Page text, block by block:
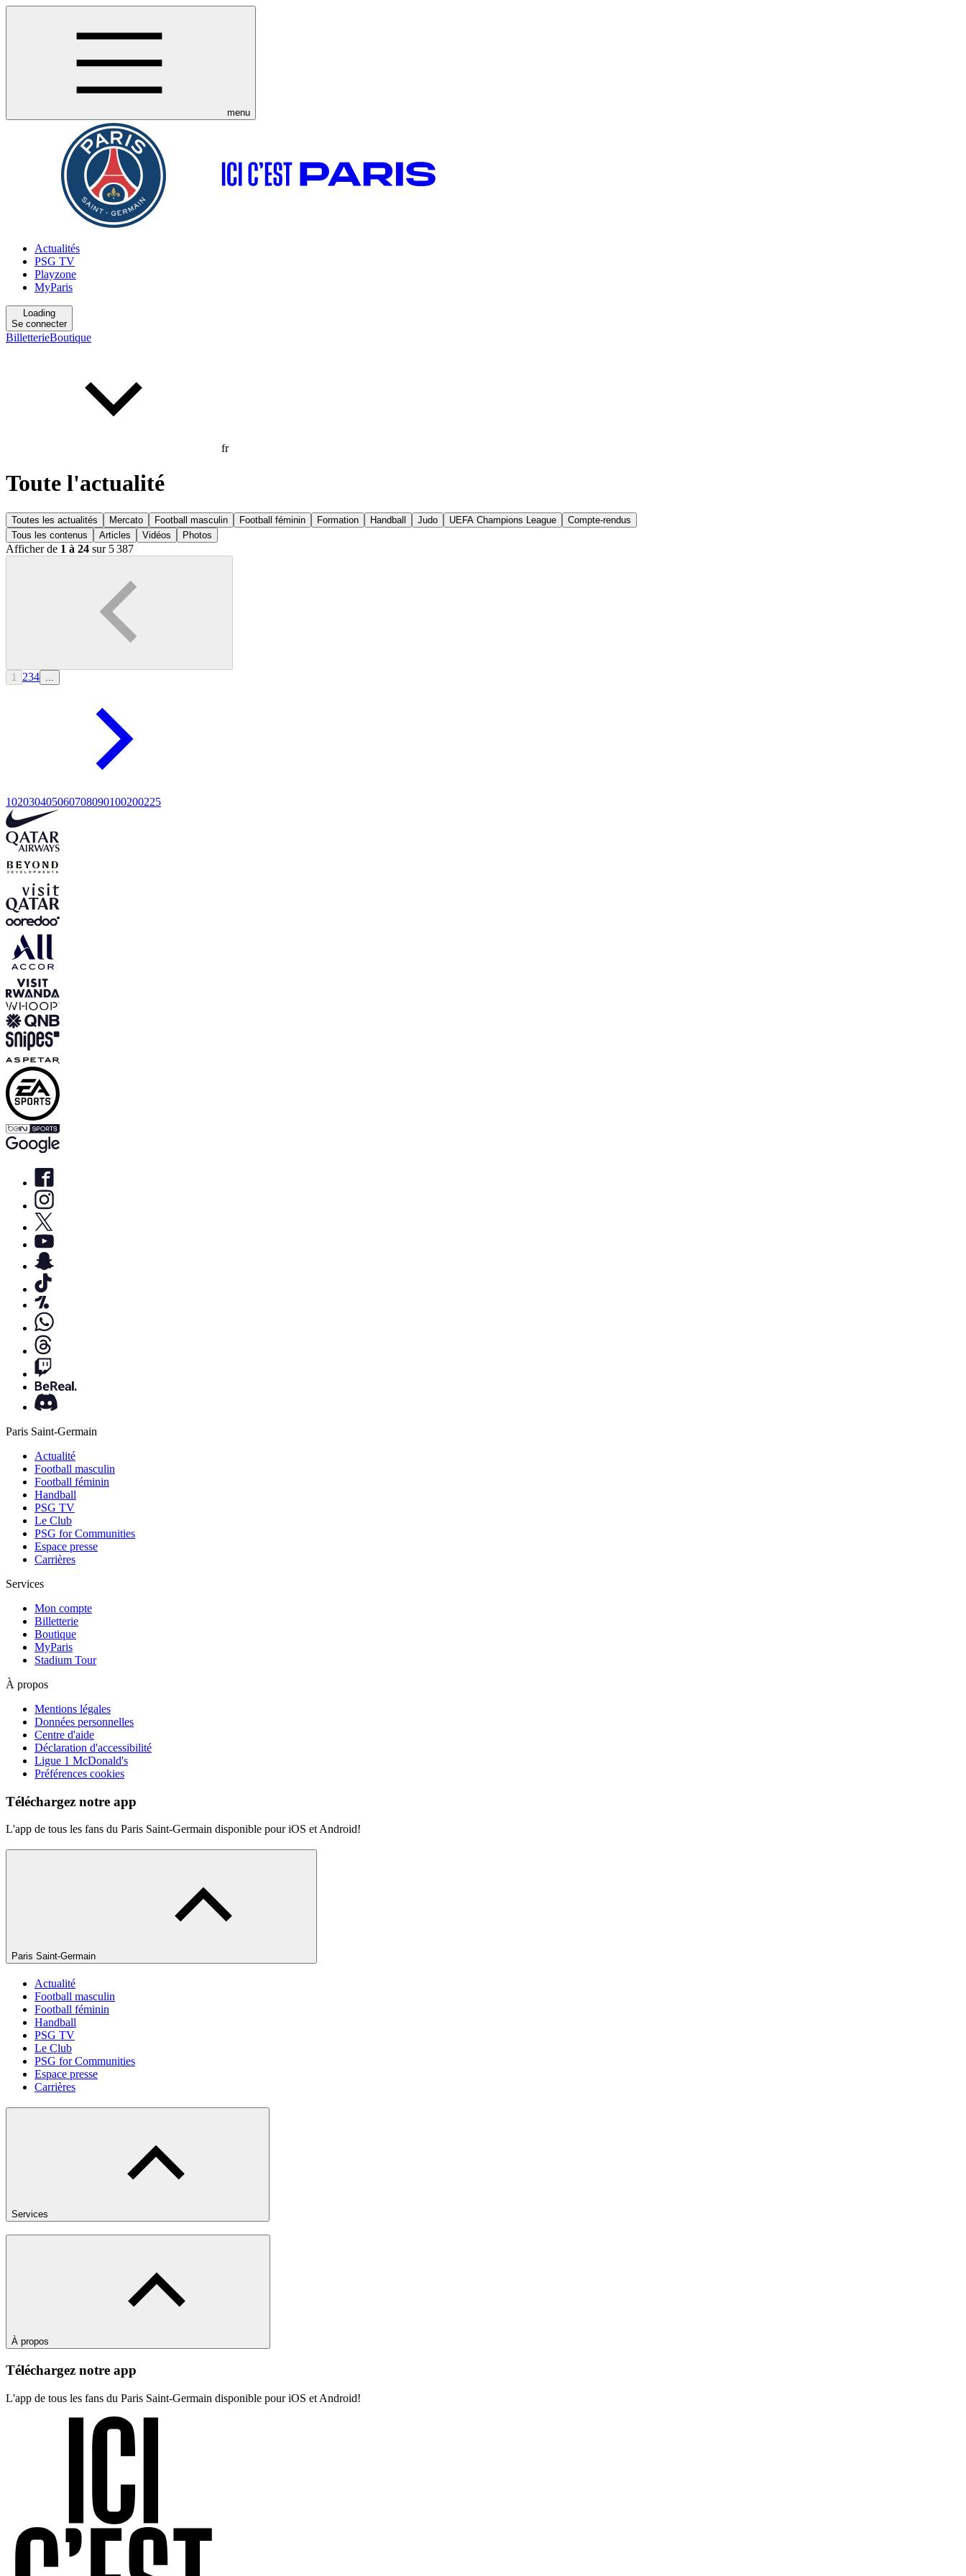
menu
Actualités
PSG TV
Playzone
MyParis
Loading
Se connecter
BilletterieBoutique
fr
Toute l'actualité
Toutes les actualités Mercato Football masculin Football féminin Formation Handball Judo UEFA Champions League
Compte-rendus
Tous les contenus
Articles Vidéos Photos
Afficher de 1 à 24 sur 5 387
1 234
102030405060708090100200225
Paris Saint-Germain
Actualité
Football masculin
Football féminin
Handball
PSG TV
Le Club
PSG for Communities
Espace presse
Carrières
Services
Mon compte
Billetterie
Boutique
MyParis
Stadium Tour
À propos
Mentions légales
Données personnelles
Centre d'aide
Déclaration d'accessibilité
Ligue 1 McDonald's
Préférences cookies
Téléchargez notre app
L'app de tous les fans du Paris Saint-Germain disponible pour iOS et Android!
Paris Saint-Germain
Actualité
Football masculin
Football féminin
Handball
PSG TV
Le Club
PSG for Communities
Espace presse
Carrières
Services
À propos
Téléchargez notre app
L'app de tous les fans du Paris Saint-Germain disponible pour iOS et Android!